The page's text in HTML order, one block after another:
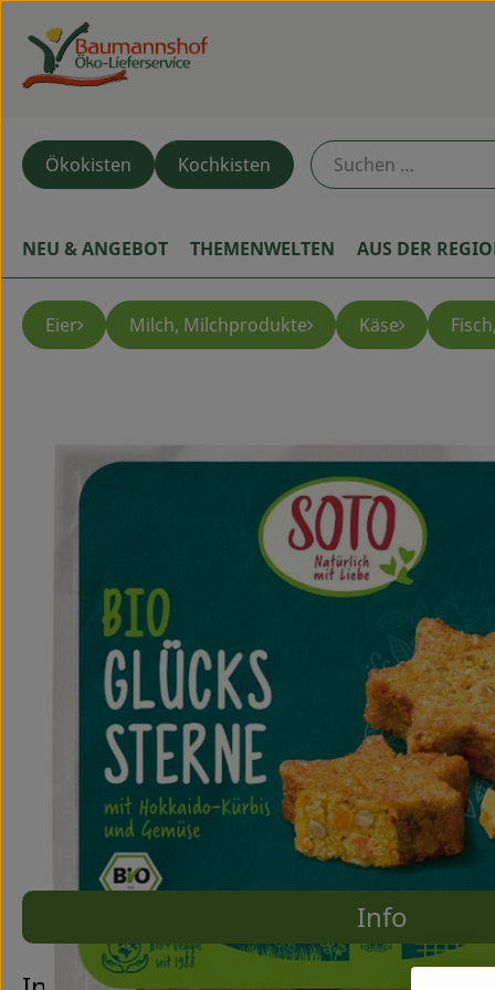
Ökokisten Kochkisten
NEU & ANGEBOT THEMENWELTEN AUS DER
Eier Milch, Milchprodukte Käse
Info
Entdecke passende RezepteEs